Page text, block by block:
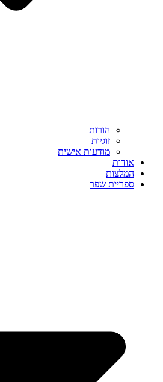
הורות
זוגיות
מודעות אישית
אודות
המלצות
ספריית שפר